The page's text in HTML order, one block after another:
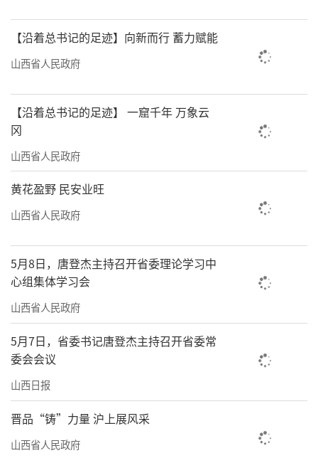
力、火候、炒炭存性等传统经验术语进行客观
化、数字化表征研究，将老药工口里文火、武
而达到炮制工艺精准化。这一技术居于国内领
先水平。
另一端的中药炮制感官评价研究室内，讲
师闫晓宁正在操作电子眼观察苍术炮制前后颜
色变化。“实验室开发出电子眼、电子鼻、电
味等感官经验精准量化为数字信号，并结合空
间组学和最新生物技术评价模式，对饮片进行
客观检测和分析，有效保证炮制质量。”闫晓
宁说，目前实验室已建立十大晋药和晋产优势
特色中药饮片的形色气味客观化数据库，为企
业饮片生产提供重要支撑。
“传承是中医药发展的根基。我们要始终
在传承中求创新，在创新中求发展。”张朔生
说，实验室联合企业成立中药炮制传承工作室2
【沿着总书记的足迹】向新而行 蓄力赋能
山西省人民政府
【沿着总书记的足迹】 一窟千年 万象云
冈
山西省人民政府
黄花盈野 民安业旺
山西省人民政府
5月8日，唐登杰主持召开省委理论学习中
心组集体学习会
山西省人民政府
5月7日，省委书记唐登杰主持召开省委常
委会会议
山西日报
晋品“铸”力量 沪上展风采
山西省人民政府